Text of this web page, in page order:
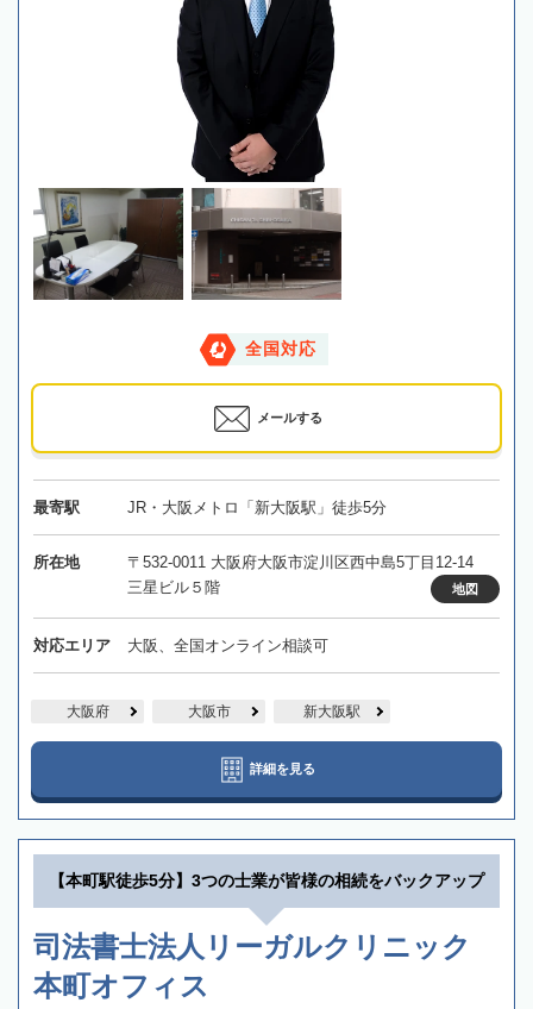
全国対応
メールする
最寄駅 JR・大阪メトロ「新大阪駅」徒歩5分
所在地
〒532-0011 大阪府大阪市淀川区西中島5丁目12-14
三星ビル５階
地図
対応エリア 大阪、全国オンライン相談可
大阪府 大阪市 新大阪駅
詳細を見る
【本町駅徒歩5分】3つの士業が皆様の相続をバックアップ
司法書士法人リーガルクリニック
本町オフィス